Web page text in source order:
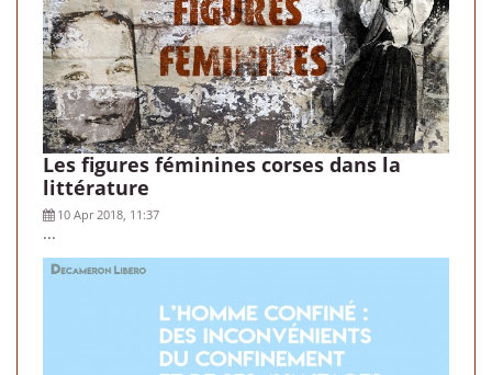
Les figures féminines corses dans la
littérature
10 Apr 2018, 11:37
...